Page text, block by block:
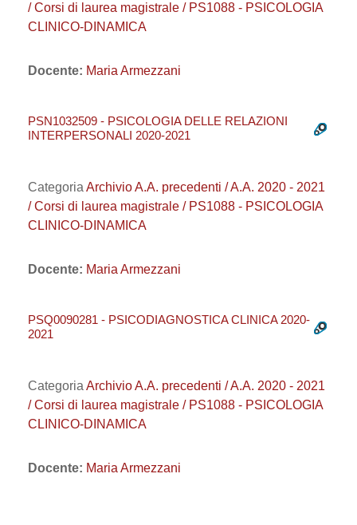
/ Corsi di laurea magistrale / PS1088 - PSICOLOGIA
CLINICO-DINAMICA
Docente: Maria Armezzani
PSN1032509 - PSICOLOGIA DELLE RELAZIONI
INTERPERSONALI 2020-2021
Categoria Archivio A.A. precedenti / A.A. 2020 - 2021
/ Corsi di laurea magistrale / PS1088 - PSICOLOGIA
CLINICO-DINAMICA
Docente: Maria Armezzani
PSQ0090281 - PSICODIAGNOSTICA CLINICA 2020-
2021
Categoria Archivio A.A. precedenti / A.A. 2020 - 2021
/ Corsi di laurea magistrale / PS1088 - PSICOLOGIA
CLINICO-DINAMICA
Docente: Maria Armezzani